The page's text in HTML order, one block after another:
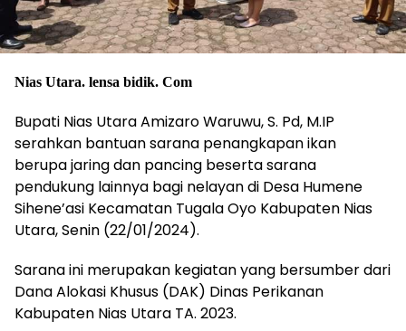
Nias Utara. lensa bidik. Com
Bupati Nias Utara Amizaro Waruwu, S. Pd, M.IP
serahkan bantuan sarana penangkapan ikan
berupa jaring dan pancing beserta sarana
pendukung lainnya bagi nelayan di Desa Humene
Sihene’asi Kecamatan Tugala Oyo Kabupaten Nias
Utara, Senin (22/01/2024).
Sarana ini merupakan kegiatan yang bersumber dari
Dana Alokasi Khusus (DAK) Dinas Perikanan
Kabupaten Nias Utara TA. 2023.